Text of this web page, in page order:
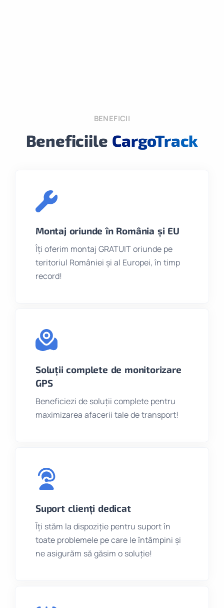
BENEFICII
Beneficiile CargoTrack
Montaj oriunde în România și EU
Îți oferim montaj GRATUIT oriunde pe
teritoriul României și al Europei, în timp
record!
Soluții complete de monitorizare
GPS
Beneficiezi de soluții complete pentru
maximizarea afacerii tale de transport!
Suport clienți dedicat
Îți stăm la dispoziție pentru suport în
toate problemele pe care le întâmpini și
ne asigurăm să găsim o soluție!